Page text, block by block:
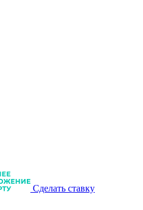
Сделать ставку